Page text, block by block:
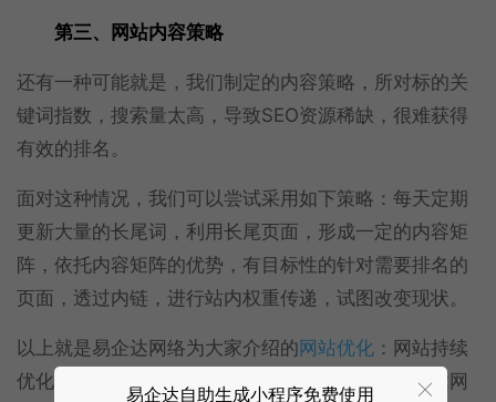
第三、网站内容策略
还有一种可能就是，我们制定的内容策略，所对标的关
键词指数，搜索量太高，导致SEO资源稀缺，很难获得
有效的排名。
面对这种情况，我们可以尝试采用如下策略：每天定期
更新大量的长尾词，利用长尾页面，形成一定的内容矩
阵，依托内容矩阵的优势，有目标性的针对需要排名的
页面，透过内链，进行站内权重传递，试图改变现状。
以上就是易企达网络为大家介绍的网站优化 ：网站持续
优化不动，是否被惩罚，希望对大家有帮助，易企达网
易企达自助生成小程序免费使用